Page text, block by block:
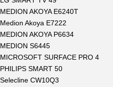
MEDION AKOYA E6240T
Medion Akoya E7222
MEDION AKOYA P6634
MEDION S6445
MICROSOFT SURFACE PRO 4
PHILIPS SMART 50
Selecline CW10Q3